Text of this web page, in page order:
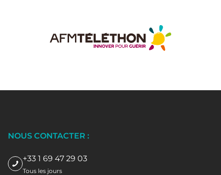
NOUS CONTACTER :
+33 1 69 47 29 03
Tous les jours